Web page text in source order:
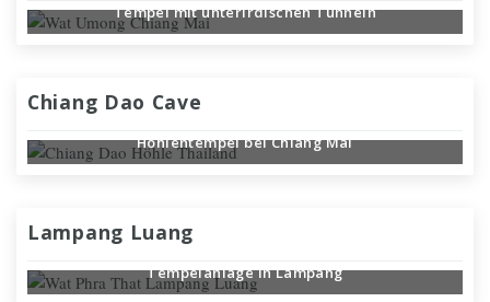
Tempel mit unterirdischen Tunneln
Chiang Dao Cave
Höhlentempel bei Chiang Mai
Lampang Luang
Tempelanlage in Lampang